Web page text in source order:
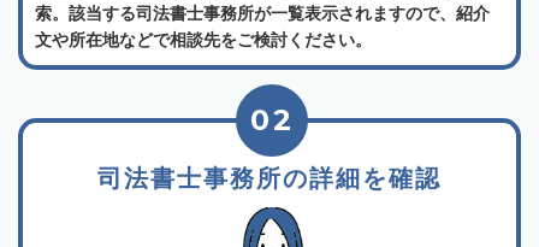
索。該当する司法書士事務所が一覧表示されますので、紹介
文や所在地などで相談先をご検討ください。
司法書士事務所の詳細を確認
02